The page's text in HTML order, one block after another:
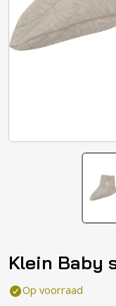
Klein Baby
Op voorraad